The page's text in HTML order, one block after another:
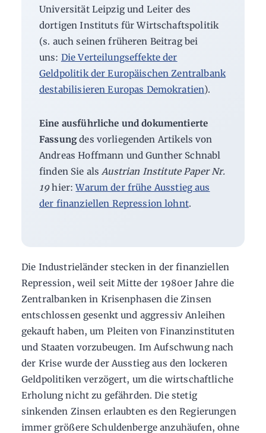
Universität Leipzig und Leiter des
dortigen Instituts für Wirtschaftspolitik
(s. auch seinen früheren Beitrag bei
uns: Die Verteilungseffekte der
Geldpolitik der Europäischen Zentralbank
destabilisieren Europas Demokratien).
Eine ausführliche und dokumentierte
Fassungdes vorliegenden Artikels von
Andreas Hoffmann und Gunther Schnabl
finden Sie als Austrian Institute Paper Nr.
19hier:Warum der frühe Ausstieg aus
der finanziellen Repression lohnt.
Die Industrieländer stecken in der finanziellen
Repression, weil seit Mitte der 1980er Jahre die
Zentralbanken in Krisenphasen die Zinsen
entschlossen gesenkt und aggressiv Anleihen
gekauft haben, um Pleiten von Finanzinstituten
und Staaten vorzubeugen. Im Aufschwung nach
der Krise wurde der Ausstieg aus den lockeren
Geldpolitiken verzögert, um die wirtschaftliche
Erholung nicht zu gefährden. Die stetig
sinkenden Zinsen erlaubten es den Regierungen
immer größere Schuldenberge anzuhäufen, ohne